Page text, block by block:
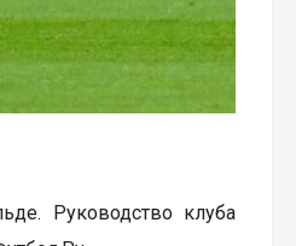
Руководство клуба